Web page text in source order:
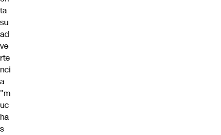
ta
su
ad
ve
rte
nci
a
"m
uc
ha
s